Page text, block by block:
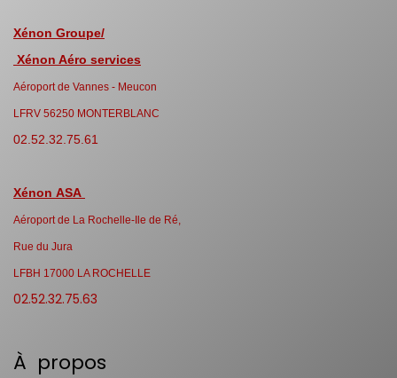
Xénon Groupe/
Xénon Aéro services
Aéroport de Vannes - Meucon
LFRV 56250 MONTERBLANC
02.52.32.75.61
Xénon ASA
Aéroport de La Rochelle-Ile de Ré,
Rue du Jura
LFBH 17000 LA ROCHELLE
02.52.32.75.63
À propos